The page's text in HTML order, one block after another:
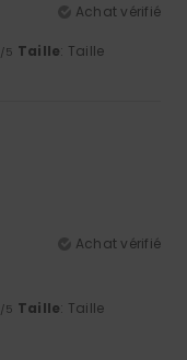
Achat vérifié
/5 Taille: Taille
Achat vérifié
/5 Taille: Taille